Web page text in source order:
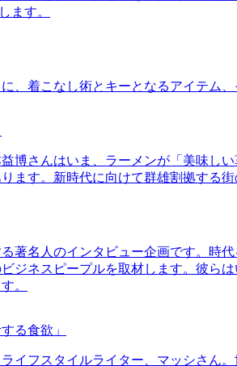
ます。
、着こなし術とキーとなるアイテム
博さんはいま、ラーメンが「美味し
ます。新時代に向けて群雄割拠する
著名人のインタビュー企画です。時
ジネスピープルを取材します。彼ら
。
る食欲」
イフスタイルライター、マッシさん